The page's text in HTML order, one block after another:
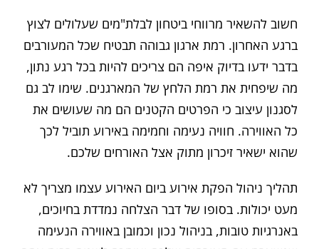
חשוב להשאיר מרווחי ביטחון לבלת"מים שעלולים לצוץ
ברגע האחרון. רמת ארגון גבוהה תבטיח שכל המעורבים
בדבר ידעו בדיוק איפה הם צריכים להיות בכל רגע נתון,
מה שיפחית את רמת הלחץ של המארגנים. שימו לב גם
לסגנון עיצוב כי הפרטים הקטנים הם מה שעושים את
כל האווירה. חוויה נעימה וחמימה באירוע תוביל לכך
שהוא ישאיר זיכרון מתוק אצל האורחים שלכם.
תהליך ניהול הפקת אירוע ביום האירוע עצמו מצריך לא
מעט יכולות. בסופו של דבר הצלחה נמדדת בחיוכים,
באנרגיות טובות, בניהול נכון וכמובן באווירה הנעימה